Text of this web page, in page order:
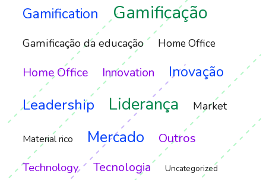
Gamification Gamificação
Gamificação da educação Home Office
Home Office Innovation Inovação
Leadership Liderança Market
Material rico Mercado Outros
Technology Tecnologia Uncategorized